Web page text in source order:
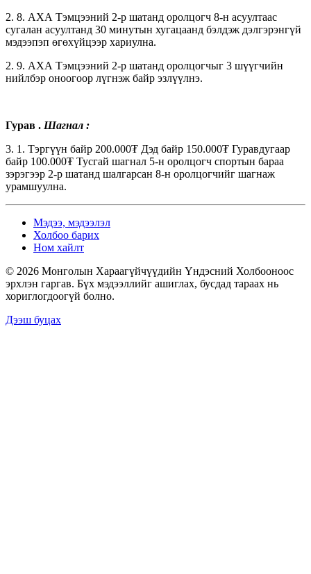
2. 8. АХА Тэмцээний 2-р шатанд оролцогч 8-н асуултаас
сугалан асуултанд 30 минутын хугацаанд бэлдэж дэлгэрэнгүй
мэдээпэп өгөхүйцээр хариулна.
2. 9. АХА Тэмцээний 2-р шатанд оролцогчыг 3 шүүгчийн
нийлбэр оноогоор лүгнэж байр эзлүүлнэ.
Гурав . Шагнал :
3. 1. Тэргүүн байр 200.000₮ Дэд байр 150.000₮ Гуравдугаар
байр 100.000₮ Тусгай шагнал 5-н оролцогч спортын бараа
зэрэгээр 2-р шатанд шалгарсан 8-н оролцогчийг шагнаж
урамшуулна.
Мэдээ, мэдээлэл
Холбоо барих
Ном хайлт
© 2026 Монголын Хараагүйчүүдийн Үндэсний Холбооноос
эрхлэн гаргав. Бүх мэдээллийг ашиглах, бусдад тараах нь
хориглогдоогүй болно.
Дээш буцах